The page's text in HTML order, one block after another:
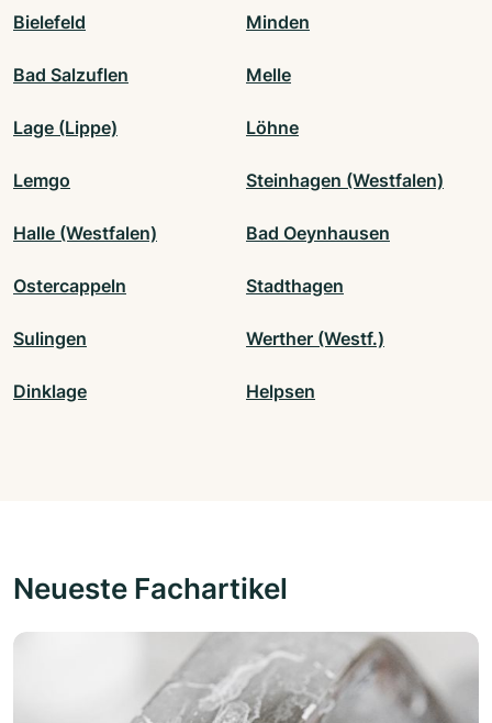
Bielefeld Minden
Bad Salzuflen Melle
Lage (Lippe) Löhne
Lemgo Steinhagen (Westfalen)
Halle (Westfalen) Bad Oeynhausen
Ostercappeln Stadthagen
Sulingen Werther (Westf.)
Dinklage Helpsen
Neueste Fachartikel